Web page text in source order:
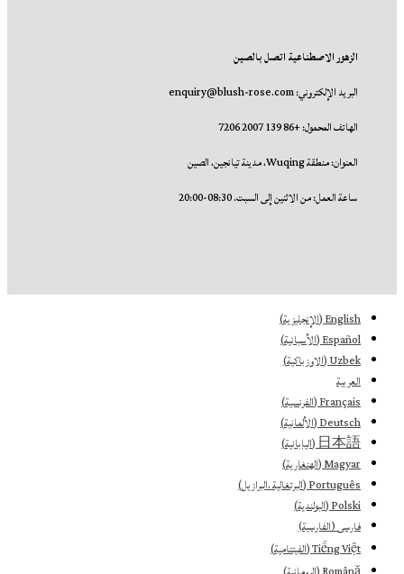
الزهور الاصطناعية اتصل بالصين
البريد الإلكتروني: enquiry@blush-rose.com
الهاتف المحمول: +86 139 2007 7206
العنوان: منطقة Wuqing، مدينة تيانجين، الصين
ساعة العمل: من الاثنين إلى السبت. 08:30-20:00
English
(الإنجليزية)
Español
(الأسبانية)
Uzbek
(الاوزباكية)
العربية
Français
(الفرنسية)
Deutsch
(الألمانية)
日本語
(اليابانية)
Magyar
(الهنغارية)
Português
(البرتغالية ،البرازيل)
Polski
(البولندية)
فارسی(الفارسية)
Tiếng Việt
(الفيتنامية)